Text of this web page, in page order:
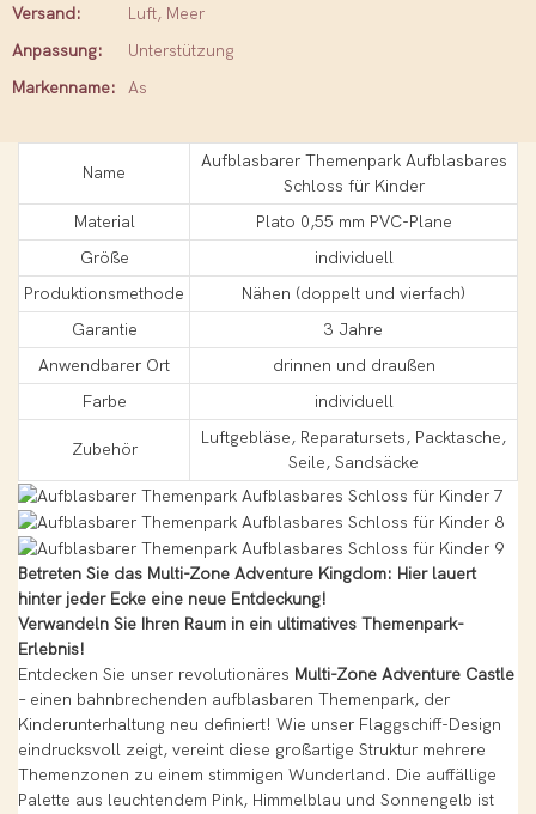
Versand:
Luft, Meer
Anpassung:
Unterstützung
Markenname:
As
Name
Aufblasbarer Themenpark Aufblasbares
Schloss für Kinder
Material
Plato 0,55 mm PVC-Plane
Größe
individuell
Produktionsmethode
Nähen (doppelt und vierfach)
Garantie
3 Jahre
Anwendbarer Ort
drinnen und draußen
Farbe
individuell
Zubehör
Luftgebläse, Reparatursets, Packtasche,
Seile, Sandsäcke
Betreten Sie das Multi-Zone Adventure Kingdom: Hier lauert
hinter jeder Ecke eine neue Entdeckung!
Verwandeln Sie Ihren Raum in ein ultimatives Themenpark-
Erlebnis!
Entdecken Sie unser revolutionäres Multi-Zone Adventure Castle
– einen bahnbrechenden aufblasbaren Themenpark, der
Kinderunterhaltung neu definiert! Wie unser Flaggschiff-Design
eindrucksvoll zeigt, vereint diese großartige Struktur mehrere
Themenzonen zu einem stimmigen Wunderland. Die auffällige
Palette aus leuchtendem Pink, Himmelblau und Sonnengelb ist